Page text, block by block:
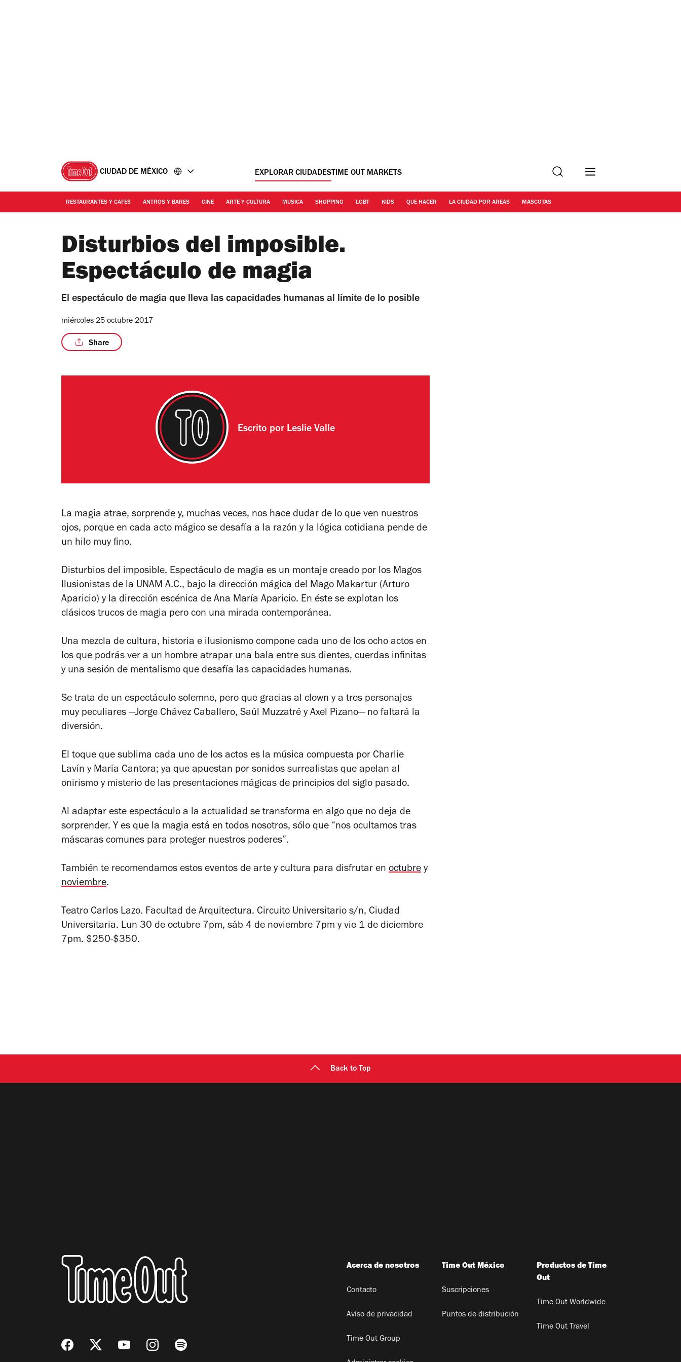
CIUDAD DE MÉXICO EXPLORAR CIUDADESTIME OUT MARKETS Buscar
RESTAURANTES Y CAFES ANTROS Y BARES CINE ARTE Y CULTURA MUSICA SHOPPING LGBT KIDS QUE HACER LA CIUDAD POR AREAS MASCOTAS
Disturbios del imposible.
Espectáculo de magia
El espectáculo de magia que lleva las capacidades humanas al límite de lo posible
miércoles 25 octubre 2017
Share
Escrito por Leslie Valle
La magia atrae, sorprende y, muchas veces, nos hace dudar de lo que ven nuestros
ojos, porque en cada acto mágico se desafía a la razón y la lógica cotidiana pende de
un hilo muy fino.
Disturbios del imposible. Espectáculo de magia es un montaje creado por los Magos
Ilusionistas de la UNAM A.C., bajo la dirección mágica del Mago Makartur (Arturo
Aparicio) y la dirección escénica de Ana María Aparicio. En éste se explotan los
clásicos trucos de magia pero con una mirada contemporánea.
Una mezcla de cultura, historia e ilusionismo compone cada uno de los ocho actos en
los que podrás ver a un hombre atrapar una bala entre sus dientes, cuerdas infinitas
y una sesión de mentalismo que desafía las capacidades humanas.
Se trata de un espectáculo solemne, pero que gracias al clown y a tres personajes
muy peculiares —Jorge Chávez Caballero, Saúl Muzzatré y Axel Pizano— no faltará la
diversión.
El toque que sublima cada uno de los actos es la música compuesta por Charlie
Lavín y María Cantora; ya que apuestan por sonidos surrealistas que apelan al
onirismo y misterio de las presentaciones mágicas de principios del siglo pasado.
Al adaptar este espectáculo a la actualidad se transforma en algo que no deja de
sorprender. Y es que la magia está en todos nosotros, sólo que “nos ocultamos tras
máscaras comunes para proteger nuestros poderes”.
También te recomendamos estos eventos de arte y cultura para disfrutar en octubre y
noviembre.
Teatro Carlos Lazo. Facultad de Arquitectura. Circuito Universitario s/n, Ciudad
Universitaria. Lun 30 de octubre 7pm, sáb 4 de noviembre 7pm y vie 1 de diciembre
7pm. $250-$350.
Back to Top
Acerca de nosotros
Contacto
Aviso de privacidad
Time Out Group
Time Out México
Suscripciones
Puntos de distribución
Productos de Time
Out
Time Out Worldwide
Time Out Travel